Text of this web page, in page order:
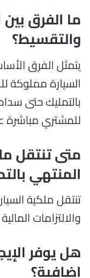
ما الفرق بين
والتقسيط؟
يتمثل الفرق
السيارة مملوكة
بالتمليك حتى
للمشتري مباشرة
متى تنتقل
المنتهي
تنتقل ملكية
والالتزامات
هل يوفر
إضافية؟